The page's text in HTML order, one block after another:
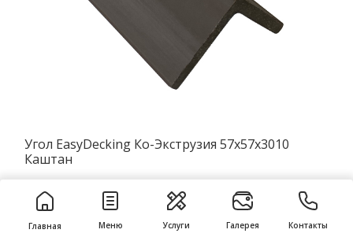
Угол EasyDecking Ко-Экструзия 57х57х3010
Каштан
411 ₽
Главная Меню Услуги Галерея Контакты